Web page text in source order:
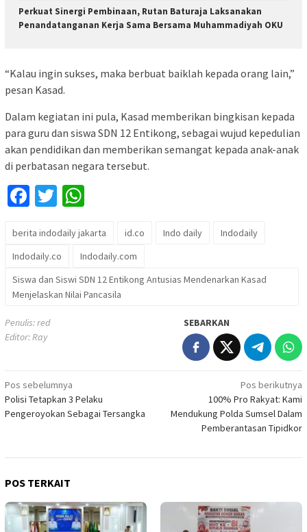
Perkuat Sinergi Pembinaan, Rutan Baturaja Laksanakan
Penandatanganan Kerja Sama Bersama Muhammadiyah OKU
“Kalau ingin sukses, maka berbuat baiklah kepada orang lain,”
pesan Kasad.
Dalam kegiatan ini pula, Kasad memberikan bingkisan kepada
para guru dan siswa SDN 12 Entikong, sebagai wujud kepedulian
akan pendidikan dan memberikan semangat kepada anak-anak
di perbatasan negara tersebut.
Facebook
Twitter
berita indodaily jakarta id.co Indo daily
Indodaily
Indodaily.co
Indodaily.com
Siswa dan Siswi SDN 12 Entikong Antusias Mendenarkan Kasad
Menjelaskan Nilai Pancasila
Penulis: red
Editor: Ray
SEBARKAN
Navigasi
pos
Pos sebelumnya
Polisi Tetapkan 3 Pelaku
Pengeroyokan Sebagai Tersangka
Pos berikutnya
100% Pro Rakyat: Kami
Mendukung Polda Sumsel Dalam
Pemberantasan Tipidkor
POS TERKAIT